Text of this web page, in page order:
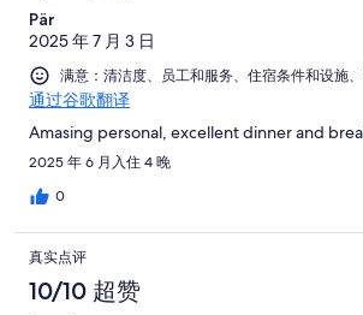
Pär
2025 年 7 月 3 日
满意：清洁度、员工和服务、住宿条件和设施
通过谷歌翻译
Amasing personal, excellent dinner and
2025 年 6 月入住 4 晚
0
真实点评
10/10 超赞